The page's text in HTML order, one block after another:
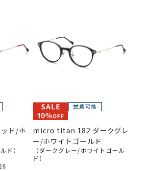
ド/ホ
ド）
micro titan 182 ダークグレ
ー/ホワイトゴールド
（ダークグレー/ホワイトゴール
ド）